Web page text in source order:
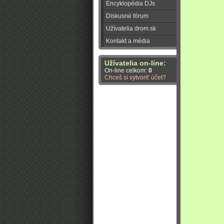
Encyklopédia DJs
Diskusné fórum
Užívatelia drom.sk
Kontakt a média
Užívatelia on-line:
On-line celkom: 0
Chceš si vytvoriť účet?